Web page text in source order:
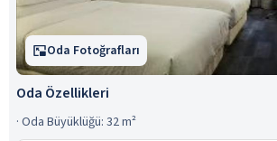
Oda Fotoğrafları
Oda Özellikleri
· Oda Büyüklüğü: 32 m²